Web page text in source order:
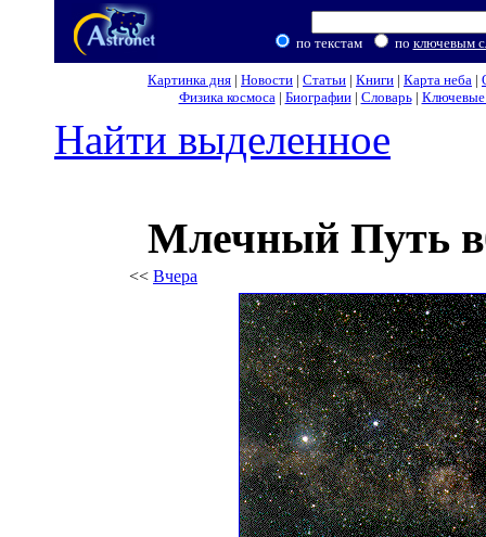
по текстам по ключевым
Картинка дня | Новости | Статьи | Книги | Карта неба |
Физика космоса| Биографии| Словарь| Ключевые
Найти выделенное
Млечный Путь
<< Вчера